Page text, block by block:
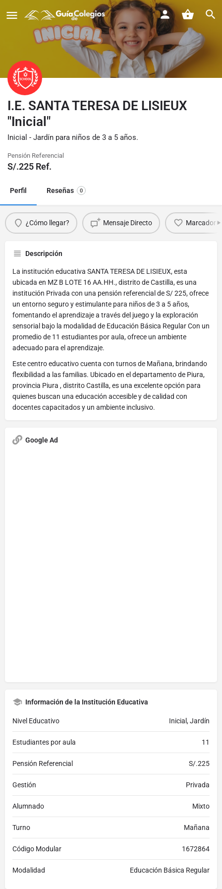
I.E. SANTA TERESA DE LISIEUX
"Inicial"
Inicial - Jardín para niños de 3 a 5 años.
Pensión Referencial
S/.225 Ref.
Perfil Reseñas 0
¿Cómo llegar? Mensaje Directo Marcador
Descripción
La institución educativa SANTA TERESA DE LISIEUX, esta
ubicada en MZ B LOTE 16 AA.HH., distrito de Castilla, es una
institución Privada con una pensión referencial de S/ 225, ofrece
un entorno seguro y estimulante para niños de 3 a 5 años,
fomentando el aprendizaje a través del juego y la exploración
sensorial bajo la modalidad de Educación Básica Regular Con un
promedio de 11 estudiantes por aula, ofrece un ambiente
adecuado para el aprendizaje.
Este centro educativo cuenta con turnos de Mañana, brindando
flexibilidad a las familias. Ubicado en el departamento de Piura,
provincia Piura , distrito Castilla, es una excelente opción para
quienes buscan una educación accesible y de calidad con
docentes capacitados y un ambiente inclusivo.
Google Ad
Información de la Institución Educativa
Nivel Educativo Inicial, Jardín
Estudiantes por aula 11
Pensión Referencial S/.225
Gestión Privada
Alumnado Mixto
Turno Mañana
Código Modular 1672864
Modalidad Educación Básica Regular